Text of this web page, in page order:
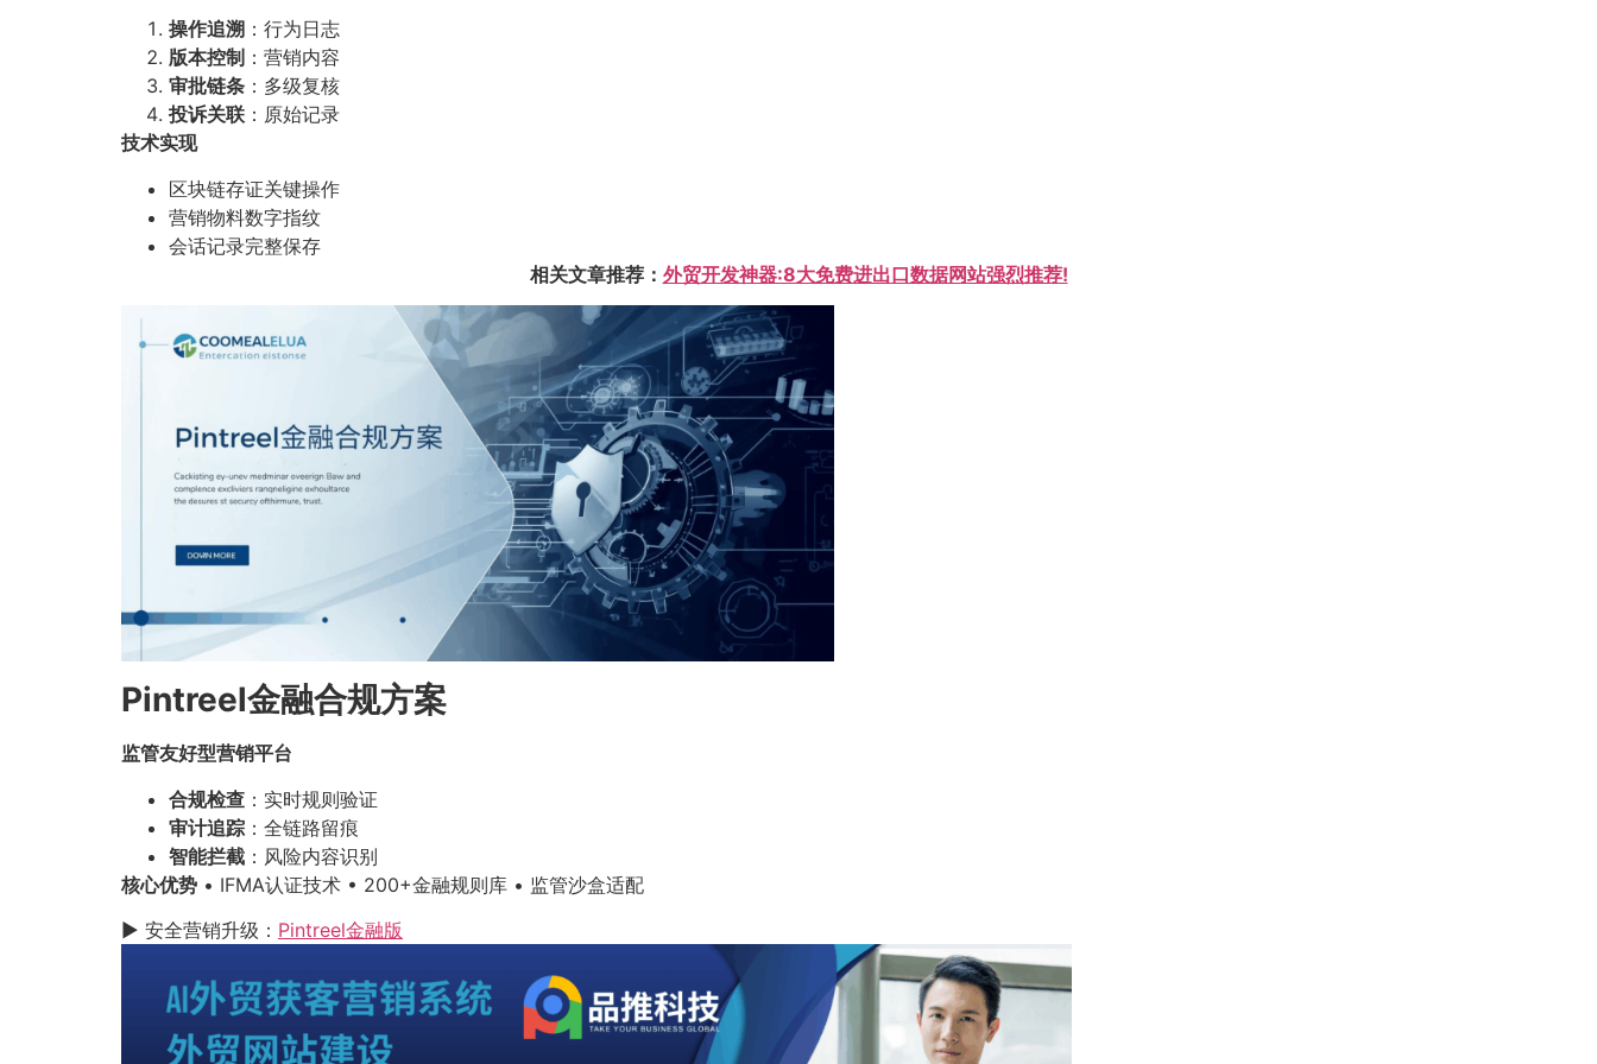
操作追溯 ：行为日志
版本控制 ：营销内容
审批链条 ：多级复核
投诉关联 ：原始记录
技术实现
区块链存证关键操作
营销物料数字指纹
会话记录完整保存
相关文章推荐： 外贸开发神器:8大免费进出口数据网站强烈推荐!
Pintreel金融合规方案
监管友好型营销平台
合规检查 ：实时规则验证
审计追踪 ：全链路留痕
智能拦截 ：风险内容识别
核心优势 • IFMA认证技术 • 200+金融规则库 • 监管沙盒适配
▶ 安全营销升级： Pintreel金融版